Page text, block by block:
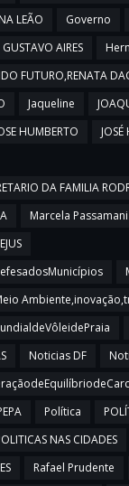
LEÃO
Governo
GUSTAVO AIRES
FUTURO,RENATA
Jaqueline
HUMBERTO
DA FAMILIA
Marcela Passamani
Noticias DF
Política
NAS CIDADES
Rafael Prudente